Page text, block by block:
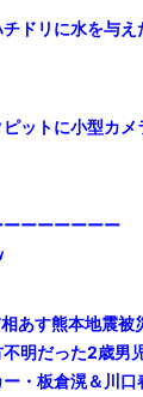
ドリに水を与え
ットに小型カメ
ーーーーーー
す熊本地震被
明だった2歳男
・板倉滉＆川口